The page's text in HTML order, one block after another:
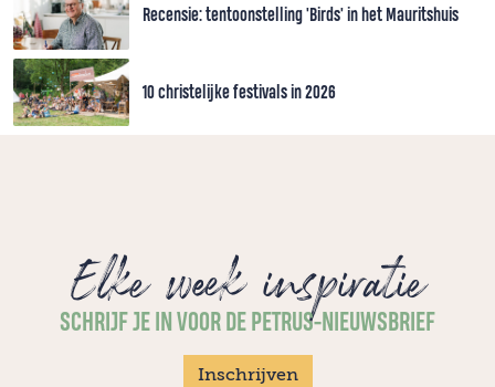
Recensie: tentoonstelling 'Birds' in het Mauritshuis
10 christelijke festivals in 2026
Elke week inspiratie
SCHRIJF JE IN VOOR DE PETRUS-NIEUWSBRIEF
Inschrijven